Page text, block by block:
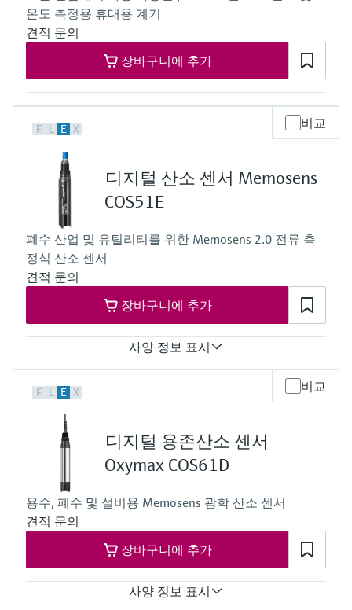
온도 측정용 휴대용 계기
견적 문의
장바구니에 추가
F L E X 비교
디지털 산소 센서 Memosens
COS51E
폐수 산업 및 유틸리티를 위한 Memosens 2.0 전류 측
정식 산소 센서
견적 문의
장바구니에 추가
사양 정보 표시
0.01 to 100 mg/l
0.00 to 1000 %SAT
0 to 2000 hPa
Process temperature
Process pressure
Max. 5 bar abs
(Max. 72.5 psi abs)
F L E X 비교
디지털 용존산소 센서
Oxymax COS61D
용수, 폐수 및 설비용 Memosens 광학 산소 센서
견적 문의
장바구니에 추가
사양 정보 표시